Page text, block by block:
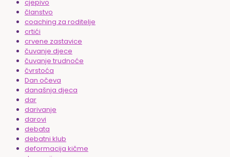
cjepivo
članstvo
coaching za roditelje
crtići
crvene zastavice
čuvanje djece
čuvanje trudnoće
čvrstoća
Dan očeva
današnja djeca
dar
darivanje
darovi
debata
debatni klub
deformacija kičme